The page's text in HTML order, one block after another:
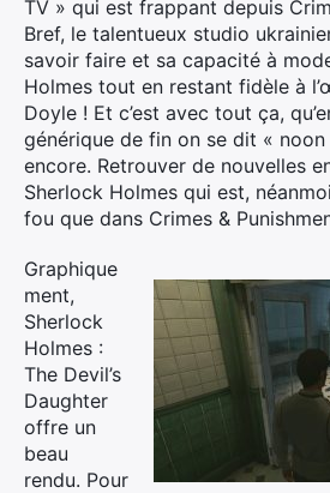
TV » qui est frappant depuis
Bref, le talentueux studio
savoir faire et sa capacité à
Holmes tout en restant fidèle à
Doyle ! Et c’est avec tout ça,
générique de fin on se dit «
encore. Retrouver de nouvelles
Sherlock Holmes qui est,
fou que dans Crimes &
Graphique
ment,
Sherlock
Holmes :
The Devil’s
Daughter
offre un
beau
rendu. Pour